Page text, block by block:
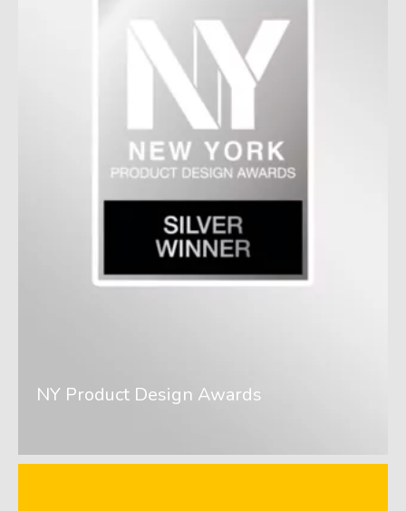
NY Product Design Awards